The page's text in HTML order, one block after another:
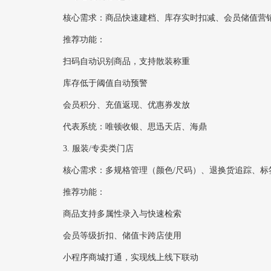
核心需求‌：商品快速建档、库存实时扣减、会员储值营
推荐功能‌：
扫码自动识别商品，支持散装称重
库存低于阈值自动预警
会员积分、充值返现、优惠券发放
代表系统‌：唯顿收银、思迅天店、海鼎
3. ‌服装/专卖类门店‌
核心需求‌：多规格管理（颜色/尺码）、退换货追踪、标
推荐功能‌：
商品支持多属性录入与快速检索
会员等级折扣、储值卡跨店使用
小程序商城打通，实现线上线下联动